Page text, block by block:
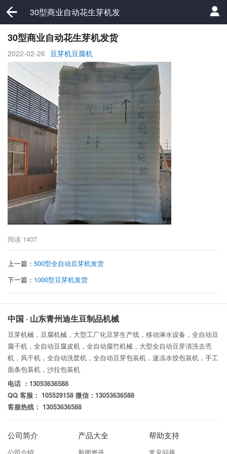
30型商业自动花生芽机发
货
30型商业自动花生芽机发货
2022-02-26 豆芽机豆腐机
阅读 1407
上一篇： 500型全自动豆芽机发货
下一篇： 1000型豆芽机发货
中国 · 山东青州迪生豆制品机械
豆芽机械，豆腐机械，大型工厂化豆芽生产线，移动淋水设备，全自动豆
腐干机，全自动豆腐皮机，全自动腐竹机械，大型全自动豆芽清洗去壳
机，风干机，全自动洗筐机，全自动豆芽包装机，速冻水饺包装机，手工
面条包装机，沙拉包装机
电话 ：13053636588
QQ 客服： 105529158 微信：13053636588
客服热线： 13053636588
公司简介 产品大全 帮助支持